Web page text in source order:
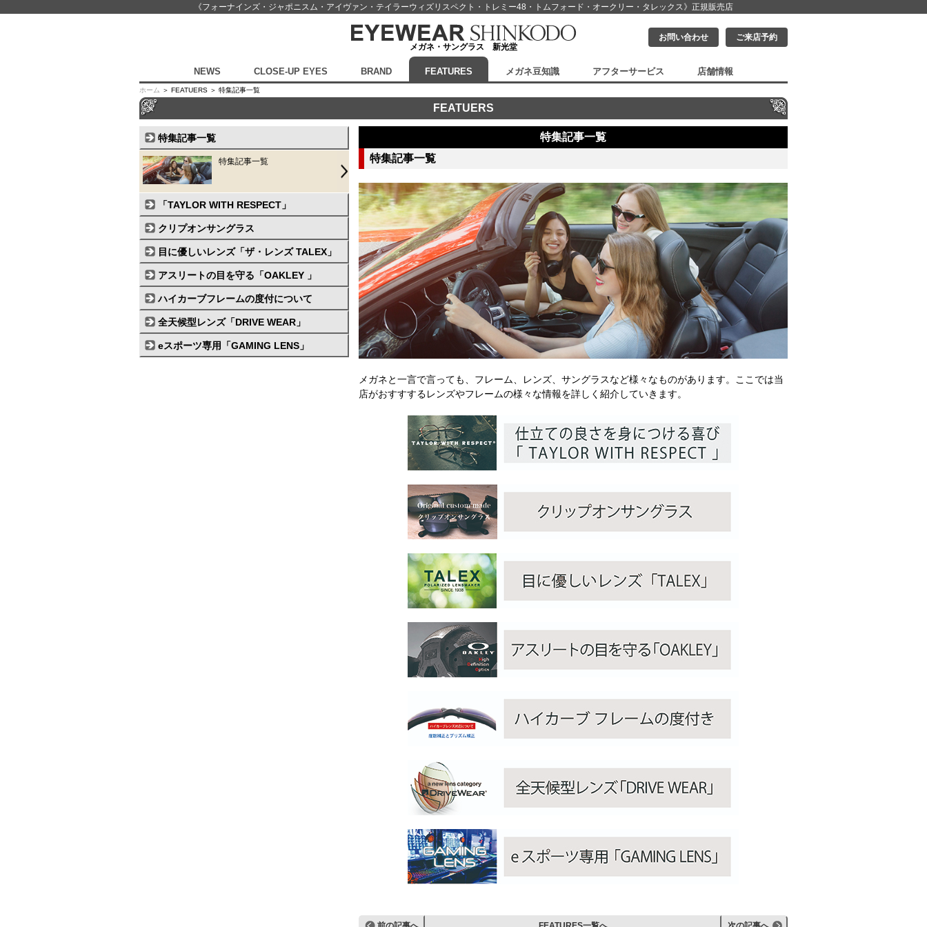
《フォーナインズ・ジャポニスム・アイヴァン・テイラーウィズリスペクト・ トレミー48・トムフォード・オークリー・タレックス》 正規販売店
メガネ・サングラス 新光堂
ご来店予約
お問い合わせ
NEWS CLOSE-UP EYES BRAND FEATURES メガネ豆知識 アフターサービス 店舗情報
ホーム ＞ FEATUERS ＞ 特集記事一覧
FEATUERS
特集記事一覧
特集記事一覧
メガネと一言で言っても、フレーム、レンズ、サングラスなど様々なものがあります。ここでは当
店がおすすするレンズやフレームの様々な情報を詳しく紹介していきます。
特集記事一覧
特集記事一覧
「TAYLOR WITH RESPECT」
クリプオンサングラス
目に優しいレンズ「ザ・レンズ TALEX」
アスリートの目を守る「OAKLEY 」
ハイカーブフレームの度付について
全天候型レンズ「DRIVE WEAR」
eスポーツ専用「GAMING LENS」